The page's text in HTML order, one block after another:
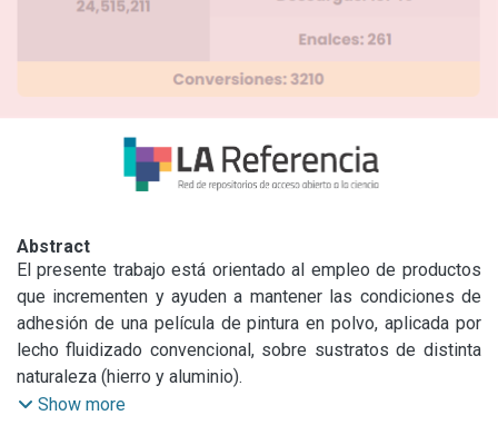
Abstract
El presente trabajo está orientado al empleo de productos
que incrementen y ayuden a mantener las condiciones de
adhesión de una película de pintura en polvo, aplicada por
lecho fluidizado convencional, sobre sustratos de distinta
naturaleza (hierro y aluminio).
El estudio de las condiciones de aplicación en lo referente
Show more